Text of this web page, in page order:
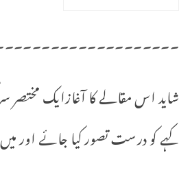
شاید اس مقالے کا آغازایک
کہے کو درست تصور کیا جائے اور